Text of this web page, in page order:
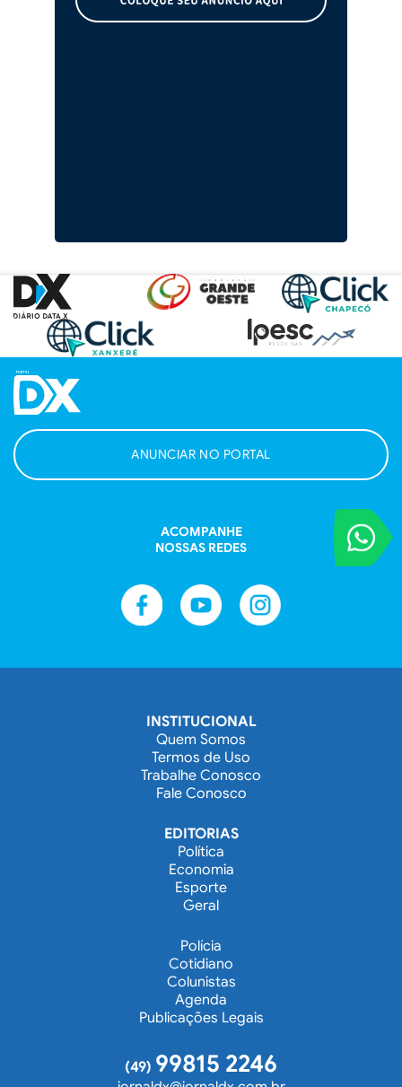
VOCÊ
Entre em
ANUNCIAR NO PORTAL
ACOMPANHE
NOSSAS REDES
INSTITUCIONAL
Quem Somos
Termos de Uso
Trabalhe Conosco
Fale Conosco
EDITORIAS
Política
Economia
Esporte
Geral
Polícia
Cotidiano
Colunistas
Agenda
Publicações Legais
(49) 99815 2246